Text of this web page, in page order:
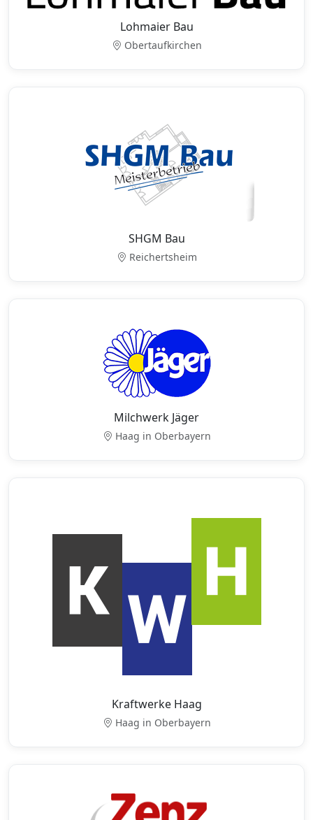
Lohmaier Bau
Obertaufkirchen
SHGM Bau
Reichertsheim
Milchwerk Jäger
Haag in Oberbayern
Kraftwerke Haag
Haag in Oberbayern